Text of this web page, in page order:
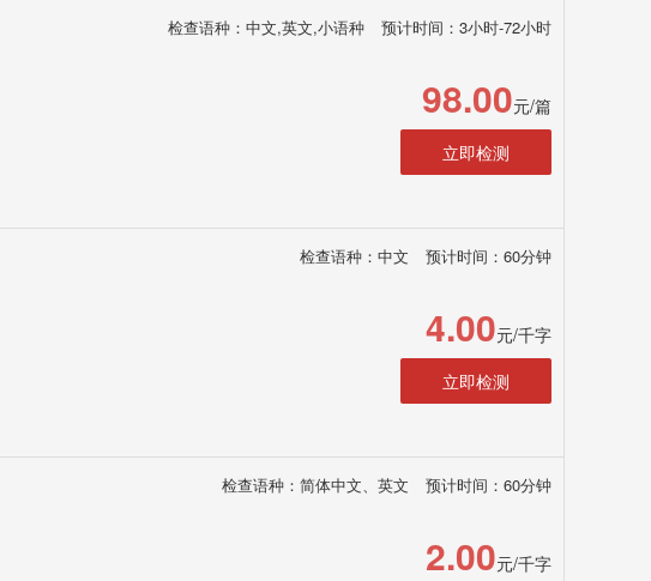
检查语种：中文,英文,小语种 预计时间：3小时-72小时
98.00元/篇
立即检测
检查语种：中文 预计时间：60分钟
4.00元/千字
立即检测
检查语种：简体中文、英文 预计时间：60分钟
2.00元/千字